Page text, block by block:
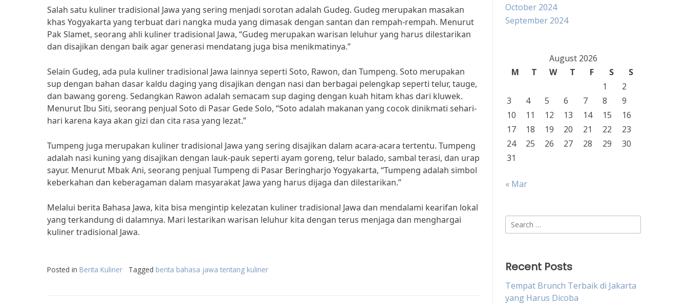
Salah satu kuliner tradisional Jawa yang sering menjadi sorotan adalah Gudeg. Gudeg merupakan masakan
khas Yogyakarta yang terbuat dari nangka muda yang dimasak dengan santan dan rempah-rempah. Menurut
Pak Slamet, seorang ahli kuliner tradisional Jawa, “Gudeg merupakan warisan leluhur yang harus dilestarikan
dan disajikan dengan baik agar generasi mendatang juga bisa menikmatinya.”
Selain Gudeg, ada pula kuliner tradisional Jawa lainnya seperti Soto, Rawon, dan Tumpeng. Soto merupakan
sup dengan bahan dasar kaldu daging yang disajikan dengan nasi dan berbagai pelengkap seperti telur, tauge,
dan bawang goreng. Sedangkan Rawon adalah semacam sup daging dengan kuah hitam khas dari kluwek.
Menurut Ibu Siti, seorang penjual Soto di Pasar Gede Solo, “Soto adalah makanan yang cocok dinikmati sehari-
hari karena kaya akan gizi dan cita rasa yang lezat.”
Tumpeng juga merupakan kuliner tradisional Jawa yang sering disajikan dalam acara-acara tertentu. Tumpeng
adalah nasi kuning yang disajikan dengan lauk-pauk seperti ayam goreng, telur balado, sambal terasi, dan urap
sayur. Menurut Mbak Ani, seorang penjual Tumpeng di Pasar Beringharjo Yogyakarta, “Tumpeng adalah simbol
keberkahan dan keberagaman dalam masyarakat Jawa yang harus dijaga dan dilestarikan.”
Melalui berita Bahasa Jawa, kita bisa mengintip kelezatan kuliner tradisional Jawa dan mendalami kearifan lokal
yang terkandung di dalamnya. Mari lestarikan warisan leluhur kita dengan terus menjaga dan menghargai
kuliner tradisional Jawa.
Posted in Berita Kuliner Tagged berita bahasa jawa tentang kuliner
October 2024
September 2024
August 2026
M
T W T F S
S
1
2
3
4 5 6 7 8
9
10
11 12 13 14 15
16
17
18 19 20 21 22
23
24
25 26 27 28 29
30
31
« Mar
Search
for:
Recent Posts
Tempat Brunch Terbaik di Jakarta
yang Harus Dicoba